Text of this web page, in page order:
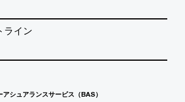
ライン
シュアランスサービス（BAS）